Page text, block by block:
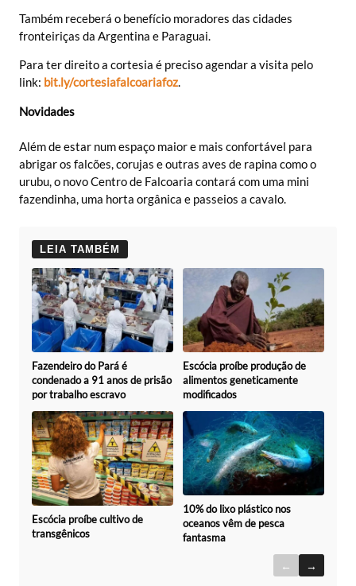
Também receberá o benefício moradores das cidades
fronteiriças da Argentina e Paraguai.
Para ter direito a cortesia é preciso agendar a visita pelo
link: bit.ly/cortesiafalcoariafoz.
Novidades
Além de estar num espaço maior e mais confortável para
abrigar os falcões, corujas e outras aves de rapina como o
urubu, o novo Centro de Falcoaria contará com uma mini
fazendinha, uma horta orgânica e passeios a cavalo.
LEIA TAMBÉM
Fazendeiro do Pará é
condenado a 91 anos de prisão
por trabalho escravo
Escócia proíbe produção de
alimentos geneticamente
modificados
Escócia proíbe cultivo de
transgênicos
10% do lixo plástico nos
oceanos vêm de pesca
fantasma
← →